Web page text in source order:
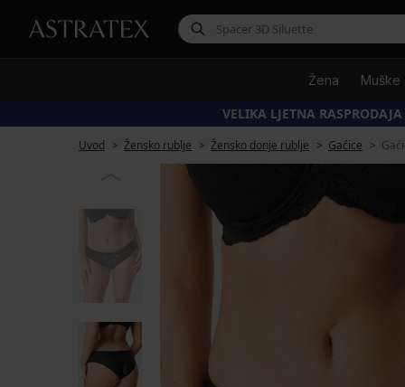
Žena Muške
VELIKA LJETNA
Uvod Žensko rublje Žensko donje rublje Gaćice